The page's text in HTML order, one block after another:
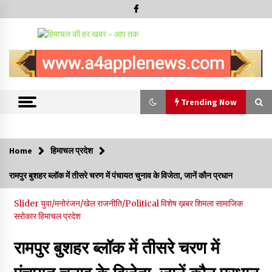
Trending Now
वन विभाग के एक हजार खिलाड़ी रामपुर में दिखाएंगे जौहर, 11 से 13 सितंबर
तक आयोजित होगी 27वीं वार्षिक खेलकूद प्रतियोगिता
07/08/2026
Home हिमाचल प्रदेश
रामपुर बुशहर ब्लॉक में तीसरे चरण में पंचायत चुनाव के विजेता, जानें कौन प्रधान
Sliderयुवा/मनोरंजन/खेलराजनीति/Politicalविशेष ख़बरशिमलासामाजिक
सरोकारहिमाचल प्रदेश
रामपुर बुशहर ब्लॉक में तीसरे चरण में